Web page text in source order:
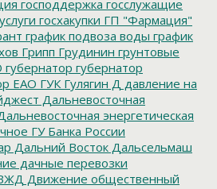
господдержка госслужащие
госхакупки ГП "Фармация"
график подвоза воды график
Грипп Грудинин грунтовые
губернатор губернатор
ЕАО ГУК Гулягин Д давление на
Дальневосточная
энергетическая
ГУ Банка России
Дальний Восток Дальсельмаш
дачные перевозки
Движение общественный